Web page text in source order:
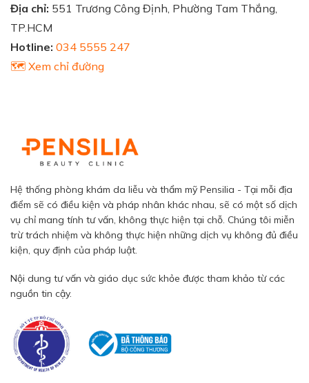
Địa chỉ: 551 Trương Công Định, Phường Tam Thắng,
TP.HCM
Hotline: 034 5555 247
🗺️ Xem chỉ đường
Hệ thống phòng khám da liễu và thẩm mỹ Pensilia - Tại mỗi địa
điểm sẽ có điều kiện và pháp nhân khác nhau, sẽ có một số dịch
vụ chỉ mang tính tư vấn, không thực hiện tại chỗ. Chúng tôi miễn
trừ trách nhiệm và không thực hiện những dịch vụ không đủ điều
kiện, quy định của pháp luật.
Nội dung tư vấn và giáo dục sức khỏe được tham khảo từ các
nguồn tin cậy.